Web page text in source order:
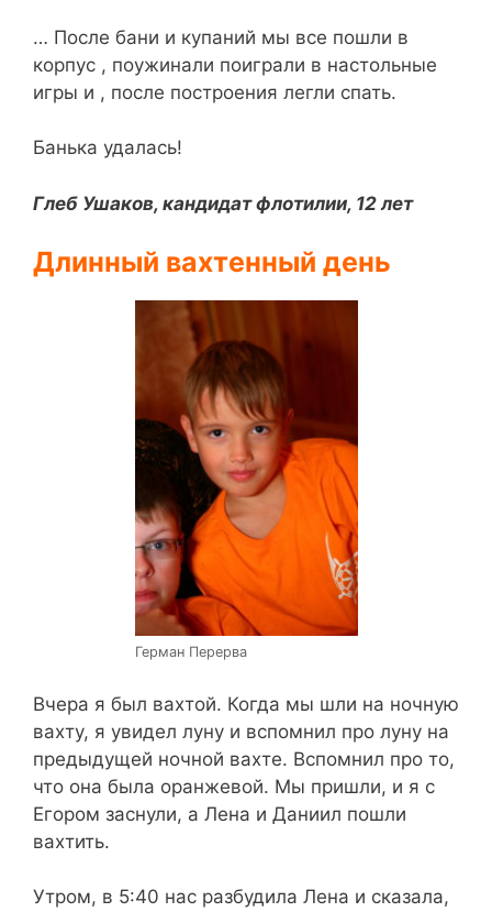
… После бани и купаний мы все пошли в
корпус , поужинали поиграли в настольные
игры и , после построения легли спать.
Банька удалась!
Глеб Ушаков, кандидат флотилии, 12 лет
Длинный вахтенный день
Герман Перерва
Вчера я был вахтой. Когда мы шли на ночную
вахту, я увидел луну и вспомнил про луну на
предыдущей ночной вахте. Вспомнил про то,
что она была оранжевой. Мы пришли, и я с
Егором заснули, а Лена и Даниил пошли
вахтить.
Утром, в 5:40 нас разбудила Лена и сказала,